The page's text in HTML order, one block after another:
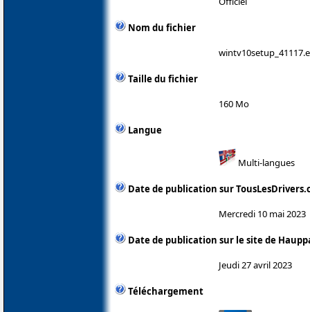
Nom du fichier
Taille du fichier
160 Mo
Langue
Multi-langues
Date de publication sur
Mercredi 10 mai 2023
Date de publication sur le site de
Jeudi 27 avril 2023
Téléchargement